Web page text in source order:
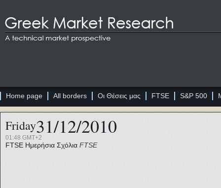
Home page All borders Οι Θέσεις μας FTSE S&P 500
Friday31/12/2010
01:48 GMT+2
FTSE Ημερήσια Σχόλια FTSE